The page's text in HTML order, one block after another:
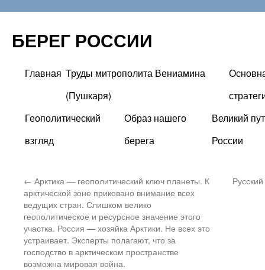
БЕРЕГ РОССИИ
Перейти
содержимому
Главная Труды митрополита Вениамина
(Пушкаря)
Геополитический
взгляд
Образ нашего
берега
Великий
России
← Арктика — геополитический ключ планеты. К
арктической зоне приковано внимание всех
ведущих стран. Слишком велико
геополитическое и ресурсное значение этого
участка. Россия — хозяйка Арктики. Не всех это
устраивает. Эксперты полагают, что за
господство в арктическом пространстве
возможна мировая война.